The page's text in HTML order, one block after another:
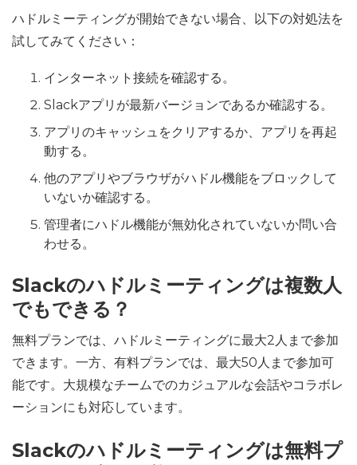
ハドルミーティングが開始できない場合、以下の対処法を
試してみてください：
インターネット接続を確認する。
Slackアプリが最新バージョンであるか確認する。
アプリのキャッシュをクリアするか、アプリを再起
動する。
他のアプリやブラウザがハドル機能をブロックして
いないか確認する。
管理者にハドル機能が無効化されていないか問い合
わせる。
Slackのハドルミーティングは複数人
でもできる？
無料プランでは、ハドルミーティングに最大2人まで参加
できます。一方、有料プランでは、最大50人まで参加可
能です。大規模なチームでのカジュアルな会話やコラボレ
ーションにも対応しています。
Slackのハドルミーティングは無料プ